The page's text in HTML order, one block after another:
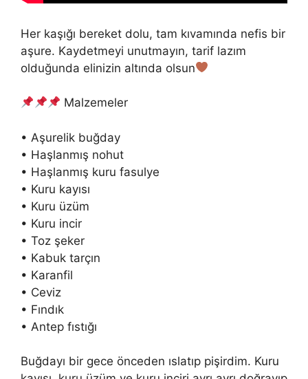
Her kaşığı bereket dolu, tam kıvamında nefis bir
aşure. Kaydetmeyi unutmayın, tarif lazım
olduğunda elinizin altında olsun
Malzemeler
• Aşurelik buğday
• Haşlanmış nohut
• Haşlanmış kuru fasulye
• Kuru kayısı
• Kuru üzüm
• Kuru incir
• Toz şeker
• Kabuk tarçın
• Karanfil
• Ceviz
• Fındık
• Antep fıstığı
Buğdayı bir gece önceden ıslatıp pişirdim. Kuru